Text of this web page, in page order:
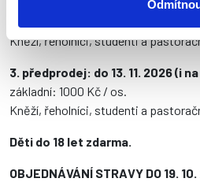
základní: 900 Kč / os.
Kněží, řeholníci, studenti a
3. předprodej: do 13. 11. 2026 (i
základní: 1000 Kč / os.
Kněží, řeholníci, studenti a
Děti do 18 let zdarma.
OBJEDNÁVÁNÍ STRAVY DO 19.